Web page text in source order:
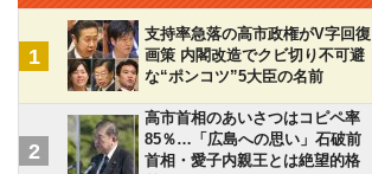
1
支持率急落の高市政権がV字回復
画策 内閣改造でクビ切り不可避
な“ポンコツ”5大臣の名前
2
高市首相のあいさつはコピペ率
85％…「広島への思い」石破前
首相・愛子内親王とは絶望的格